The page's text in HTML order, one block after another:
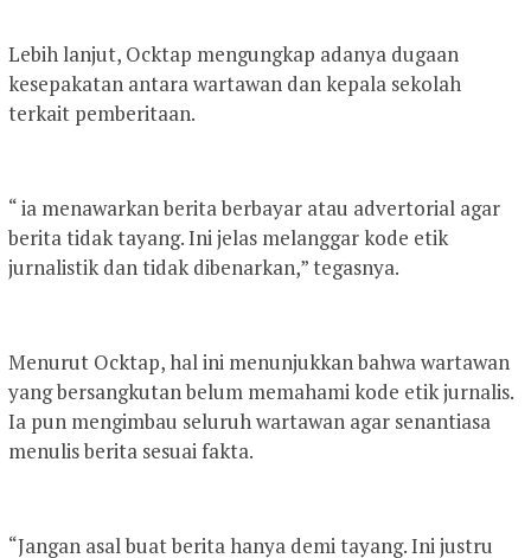
Lebih lanjut, Ocktap mengungkap adanya dugaan
kesepakatan antara wartawan dan kepala sekolah
terkait pemberitaan.
“ ia menawarkan berita berbayar atau advertorial agar
berita tidak tayang. Ini jelas melanggar kode etik
jurnalistik dan tidak dibenarkan,” tegasnya.
Menurut Ocktap, hal ini menunjukkan bahwa wartawan
yang bersangkutan belum memahami kode etik jurnalis.
Ia pun mengimbau seluruh wartawan agar senantiasa
menulis berita sesuai fakta.
“Jangan asal buat berita hanya demi tayang. Ini justru